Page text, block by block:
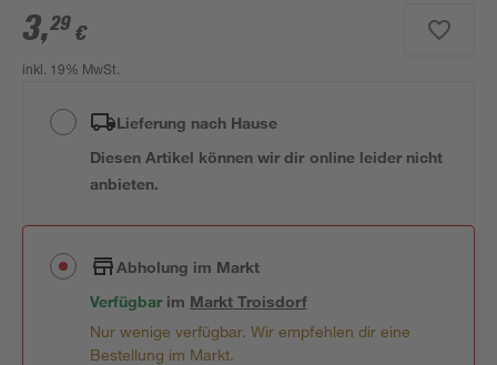
3,29 €
inkl. 19% MwSt.
Lieferung nach Hause
Diesen Artikel können wir dir online leider nicht
anbieten.
Abholung im Markt
Verfügbar im MarktTroisdorf
Nur wenige verfügbar. Wir empfehlen dir eine
Bestellung im Markt.